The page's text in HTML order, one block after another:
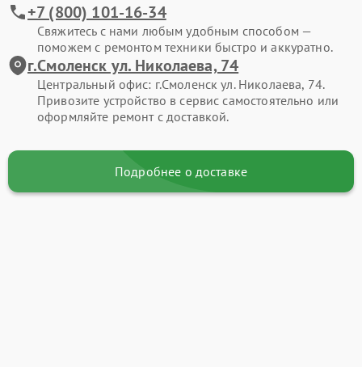
+7 (800) 101-16-34
Свяжитесь с нами любым удобным способом —
поможем с ремонтом техники быстро и аккуратно.
г.Смоленск ул. Николаева, 74
Центральный офис: г.Смоленск ул. Николаева, 74.
Привозите устройство в сервис самостоятельно или
оформляйте ремонт с доставкой.
Подробнее о доставке